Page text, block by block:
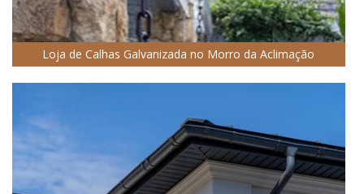
Loja de Calhas Galvanizada no Morro da Aclimação